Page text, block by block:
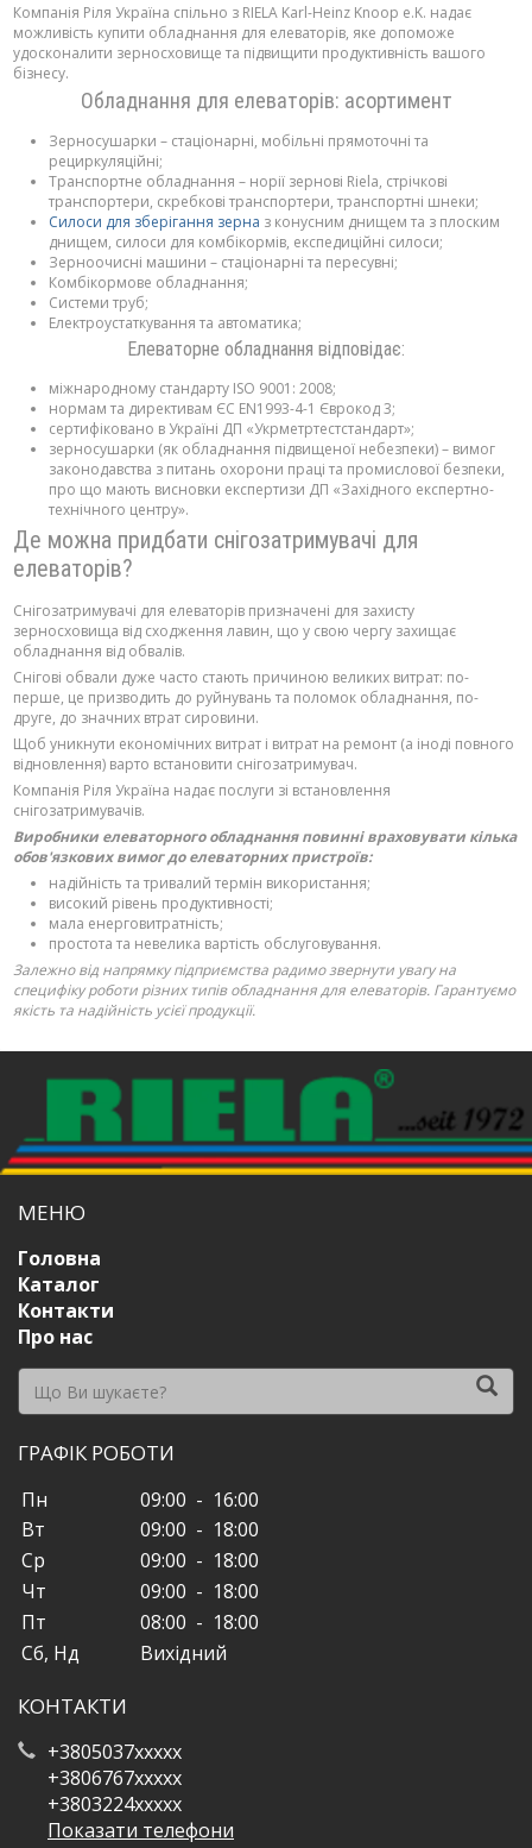
Компанія Ріля Україна спільно з RIELA Karl-Heinz Knoop e.K. надає
можливість купити обладнання для елеваторів, яке допоможе
удосконалити зерносховище та підвищити продуктивність вашого
бізнесу.
Обладнання для елеваторів: асортимент
Зерносушарки – стаціонарні, мобільні прямоточні та
рециркуляційні;
Транспортне обладнання – норії зернові Riela, стрічкові
транспортери, скребкові транспортери, транспортні шнеки;
Силоси для зберігання зерна з конусним днищем та з плоским
днищем, силоси для комбікормів, експедиційні силоси;
Зерноочисні машини – стаціонарні та пересувні;
Комбікормове обладнання;
Системи труб;
Електроустаткування та автоматика;
Елеваторне обладнання відповідає:
міжнародному стандарту ISO 9001: 2008;
нормам та директивам ЄС EN1993-4-1 Єврокод 3;
сертифіковано в Україні ДП «Укрметртестстандарт»;
зерносушарки (як обладнання підвищеної небезпеки) – вимог
законодавства з питань охорони праці та промислової безпеки,
про що мають висновки експертизи ДП «Західного експертно-
технічного центру».
Де можна придбати снігозатримувачі для
елеваторів?
Снігозатримувачі для елеваторів призначені для захисту
зерносховища від сходження лавин, що у свою чергу захищає
обладнання від обвалів.
Снігові обвали дуже часто стають причиною великих витрат: по-
перше, це призводить до руйнувань та поломок обладнання, по-
друге, до значних втрат сировини.
Щоб уникнути економічних витрат і витрат на ремонт (а іноді повного
відновлення) варто встановити снігозатримувач.
Компанія Ріля Україна надає послуги зі встановлення
снігозатримувачів.
Виробники елеваторного обладнання повинні враховувати кілька
обов'язкових вимог до елеваторних пристроїв:
надійність та тривалий термін використання;
високий рівень продуктивності;
мала енерговитратність;
простота та невелика вартість обслуговування.
Залежно від напрямку підприємства радимо звернути увагу на
специфіку роботи різних типів обладнання для елеваторів. Гарантуємо
якість та надійність усієї продукції.
МЕНЮ
Головна
Каталог
Контакти
Про нас
ГРАФІК РОБОТИ
Пн
09:00 - 16:00
Вт
09:00 - 18:00
Ср
09:00 - 18:00
Чт
09:00 - 18:00
Пт
08:00 - 18:00
Сб, Нд
Вихідний
КОНТАКТИ
+3805037xxxxx
+3806767xxxxx
+3803224xxxxx
Показати телефони